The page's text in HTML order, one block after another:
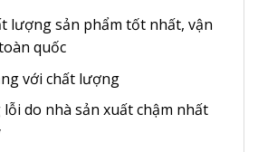
lượng sản phẩm tốt nhất, vận
quốc
với chất lượng
do nhà sản xuất chậm nhất